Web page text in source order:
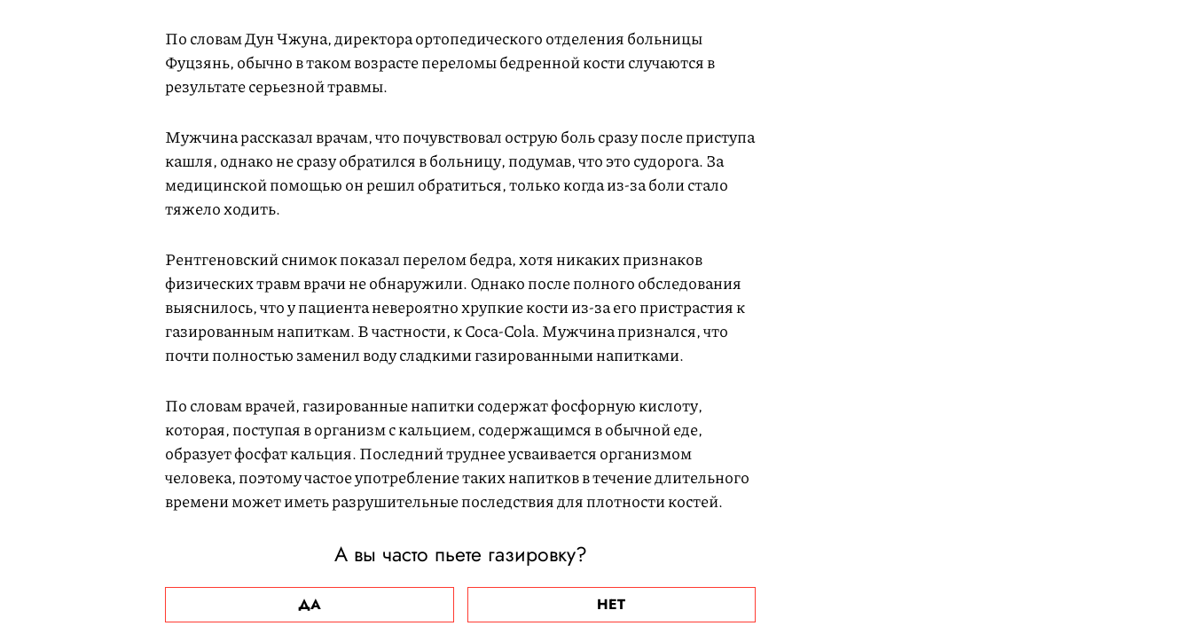
По словам Дун Чжуна, директора ортопедического отделения больницы
Фуцзянь, обычно в таком возрасте переломы бедренной кости случаются в
результате серьезной травмы.
Мужчина рассказал врачам, что почувствовал острую боль сразу после приступа
кашля, однако не сразу обратился в больницу, подумав, что это судорога. За
медицинской помощью он решил обратиться, только когда из-за боли стало
тяжело ходить.
Рентгеновский снимок показал перелом бедра, хотя никаких признаков
физических травм врачи не обнаружили. Однако после полного обследования
выяснилось, что у пациента невероятно хрупкие кости из-за его пристрастия к
газированным напиткам. В частности, к Coca-Cola. Мужчина признался, что
почти полностью заменил воду сладкими газированными напитками.
По словам врачей, газированные напитки содержат фосфорную кислоту,
которая, поступая в организм с кальцием, содержащимся в обычной еде,
образует фосфат кальция. Последний труднее усваивается организмом
человека, поэтому частое употребление таких напитков в течение длительного
времени может иметь разрушительные последствия для плотности костей.
А вы часто пьете газировку?
ДА НЕТ